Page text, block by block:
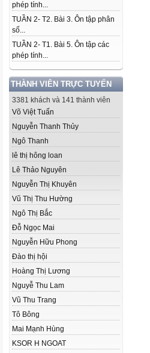
phép tính...
TUẦN 2- T2. Bài 3. Ôn tập phân
số...
TUẦN 2- T1. Bài 5. Ôn tập các
phép tính...
THÀNH VIÊN TRỰC TUYẾN
3381 khách và 141 thành viên
Võ Việt Tuấn
Nguyễn Thanh Thủy
Ngô Thanh
lê thị hông loan
Lê Thảo Nguyên
Nguyễn Thị Khuyên
Vũ Thị Thu Hường
Ngô Thị Bắc
Đỗ Ngọc Mai
Nguyễn Hữu Phong
Đào thị hội
Hoàng Thị Lương
Nguyễ Thu Lam
Vũ Thu Trang
Tô Bông
Mai Mạnh Hùng
KSOR H NGOAT